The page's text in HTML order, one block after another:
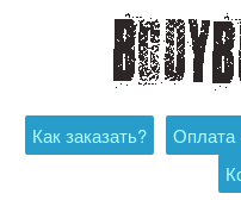
Как заказать? Оплата